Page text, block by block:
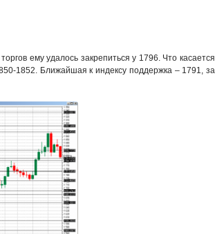
ему удалось закрепиться у 1796. Что касается
1852. Ближайшая к индексу поддержка – 1791, за